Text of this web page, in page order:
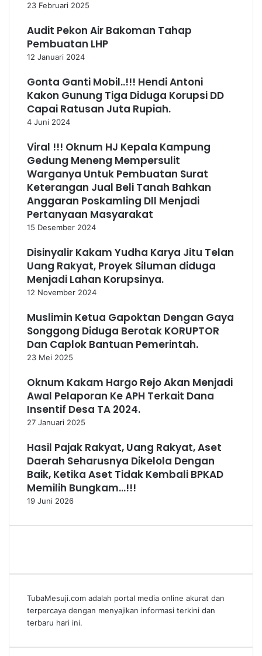
23 Februari 2025
Audit Pekon Air Bakoman Tahap
Pembuatan LHP
12 Januari 2024
Gonta Ganti Mobil..!!! Hendi Antoni
Kakon Gunung Tiga Diduga Korupsi DD
Capai Ratusan Juta Rupiah.
4 Juni 2024
Viral !!! Oknum HJ Kepala Kampung
Gedung Meneng Mempersulit
Warganya Untuk Pembuatan Surat
Keterangan Jual Beli Tanah Bahkan
Anggaran Poskamling Dll Menjadi
Pertanyaan Masyarakat
15 Desember 2024
Disinyalir Kakam Yudha Karya Jitu Telan
Uang Rakyat, Proyek Siluman diduga
Menjadi Lahan Korupsinya.
12 November 2024
Muslimin Ketua Gapoktan Dengan Gaya
Songgong Diduga Berotak KORUPTOR
Dan Caplok Bantuan Pemerintah.
23 Mei 2025
Oknum Kakam Hargo Rejo Akan Menjadi
Awal Pelaporan Ke APH Terkait Dana
Insentif Desa TA 2024.
27 Januari 2025
Hasil Pajak Rakyat, Uang Rakyat, Aset
Daerah Seharusnya Dikelola Dengan
Baik, Ketika Aset Tidak Kembali BPKAD
Memilih Bungkam…!!!
19 Juni 2026
TubaMesuji.com adalah portal media online akurat dan
terpercaya dengan menyajikan informasi terkini dan
terbaru hari ini.